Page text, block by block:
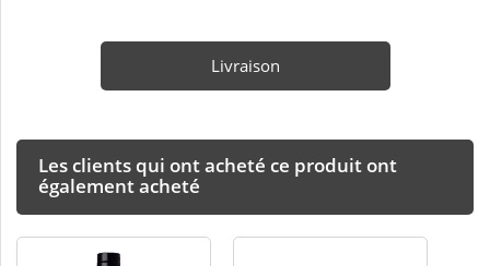
Livraison
Les clients qui ont acheté ce produit ont
également acheté